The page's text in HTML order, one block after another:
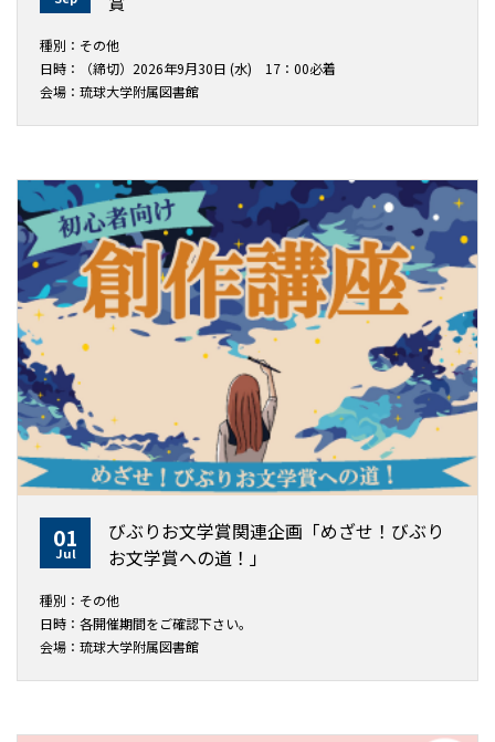
種別：その他
日時：（締切）2026年9月30日 (水) 17：00必着
会場：琉球大学附属図書館
01
Jul
びぶりお文学賞関連企画「めざせ！びぶり
お文学賞への道！」
種別：その他
日時：各開催期間をご確認下さい。
会場：琉球大学附属図書館